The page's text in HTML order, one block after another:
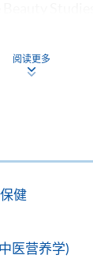
基金可获发还款
(中医美容学)
阅读更多
健
医营养学)